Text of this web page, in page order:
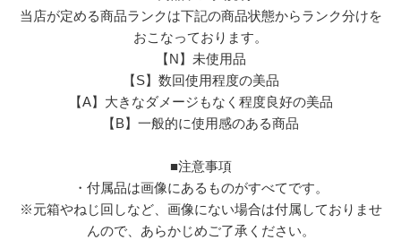
当店が定める商品ランクは下記の商品状態からランク分けを
おこなっております。
【N】未使用品
【S】数回使用程度の美品
【A】大きなダメージもなく程度良好の美品
【B】一般的に使用感のある商品
■注意事項
・付属品は画像にあるものがすべてです。
※元箱やねじ回しなど、画像にない場合は付属しておりませ
んので、あらかじめご了承ください。